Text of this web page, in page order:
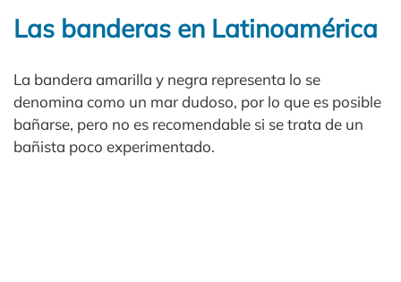
Las banderas en Latinoamérica
La bandera amarilla y negra representa lo se
denomina como un mar dudoso, por lo que es posible
bañarse, pero no es recomendable si se trata de un
bañista poco experimentado.